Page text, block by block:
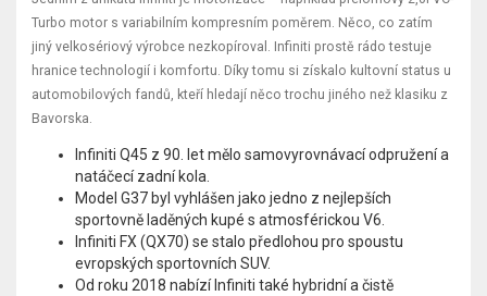
Turbo motor s variabilním kompresním poměrem. Něco, co zatím
jiný velkosériový výrobce nezkopíroval. Infiniti prostě rádo testuje
hranice technologií i komfortu. Díky tomu si získalo kultovní status u
automobilových fandů, kteří hledají něco trochu jiného než klasiku z
Bavorska.
Infiniti Q45 z 90. let mělo samovyrovnávací odpružení a
natáčecí zadní kola.
Model G37 byl vyhlášen jako jedno z nejlepších
sportovně laděných kupé s atmosférickou V6.
Infiniti FX (QX70) se stalo předlohou pro spoustu
evropských sportovních SUV.
Od roku 2018 nabízí Infiniti také hybridní a čistě